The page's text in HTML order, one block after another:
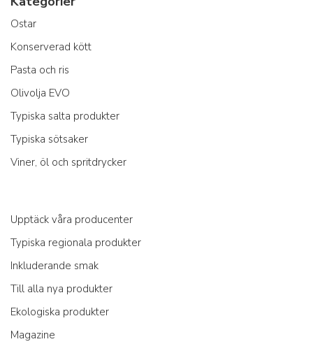
Ostar
Konserverad kött
Pasta och ris
Olivolja EVO
Typiska salta produkter
Typiska sötsaker
Viner, öl och spritdrycker
Upptäck våra producenter
Typiska regionala produkter
Inkluderande smak
Till alla nya produkter
Ekologiska produkter
Magazine